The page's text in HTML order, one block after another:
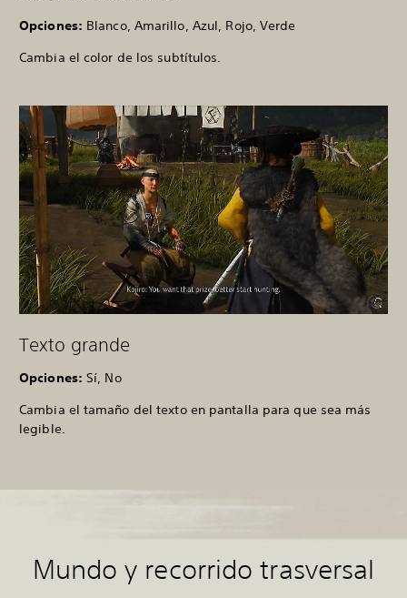
Opciones: Blanco, Amarillo, Azul, Rojo, Verde
Cambia el color de los subtítulos.
Texto grande
Opciones: Sí, No
Cambia el tamaño del texto en pantalla para que sea más
legible.
Mundo y recorrido trasversal